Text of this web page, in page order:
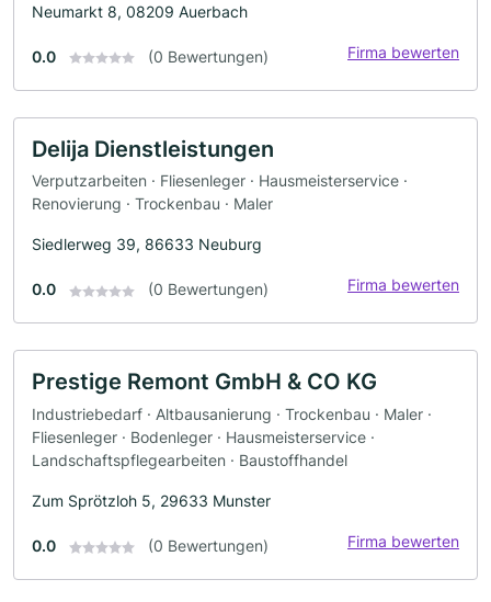
Neumarkt 8, 08209 Auerbach
0.0 (0 Bewertungen) Firma bewerten
Delija Dienstleistungen
Verputzarbeiten · Fliesenleger · Hausmeisterservice ·
Renovierung · Trockenbau · Maler
Siedlerweg 39, 86633 Neuburg
0.0 (0 Bewertungen) Firma bewerten
Prestige Remont GmbH & CO KG
Industriebedarf · Altbausanierung · Trockenbau · Maler ·
Fliesenleger · Bodenleger · Hausmeisterservice ·
Landschaftspflegearbeiten · Baustoffhandel
Zum Sprötzloh 5, 29633 Munster
0.0 (0 Bewertungen) Firma bewerten